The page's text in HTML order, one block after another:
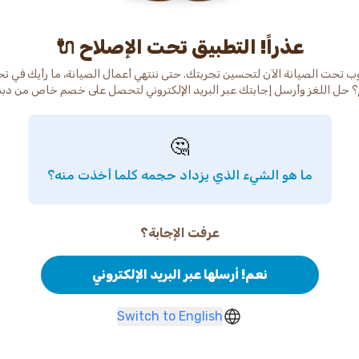
عذراً! التطبيق تحت الإصلاح 🔌
تحت الصيانة الآن لتحسين تجربتك. حتى ننتهي أعمال الصيانة، ما رأيك في
حل اللغز وأرسل إجابتك عبر البريد الإلكتروني لتحصل على خصم خاص من
🤔
ما هو الشيء الذي يزداد حجمه كلما أخذت منه؟
عرفت الإجابة؟
نعم! أرسلها عبر البريد الإلكتروني
Switch to English